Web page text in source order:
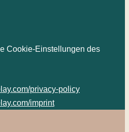
Cookie-Einstellungen des
privacy-policy
imprint